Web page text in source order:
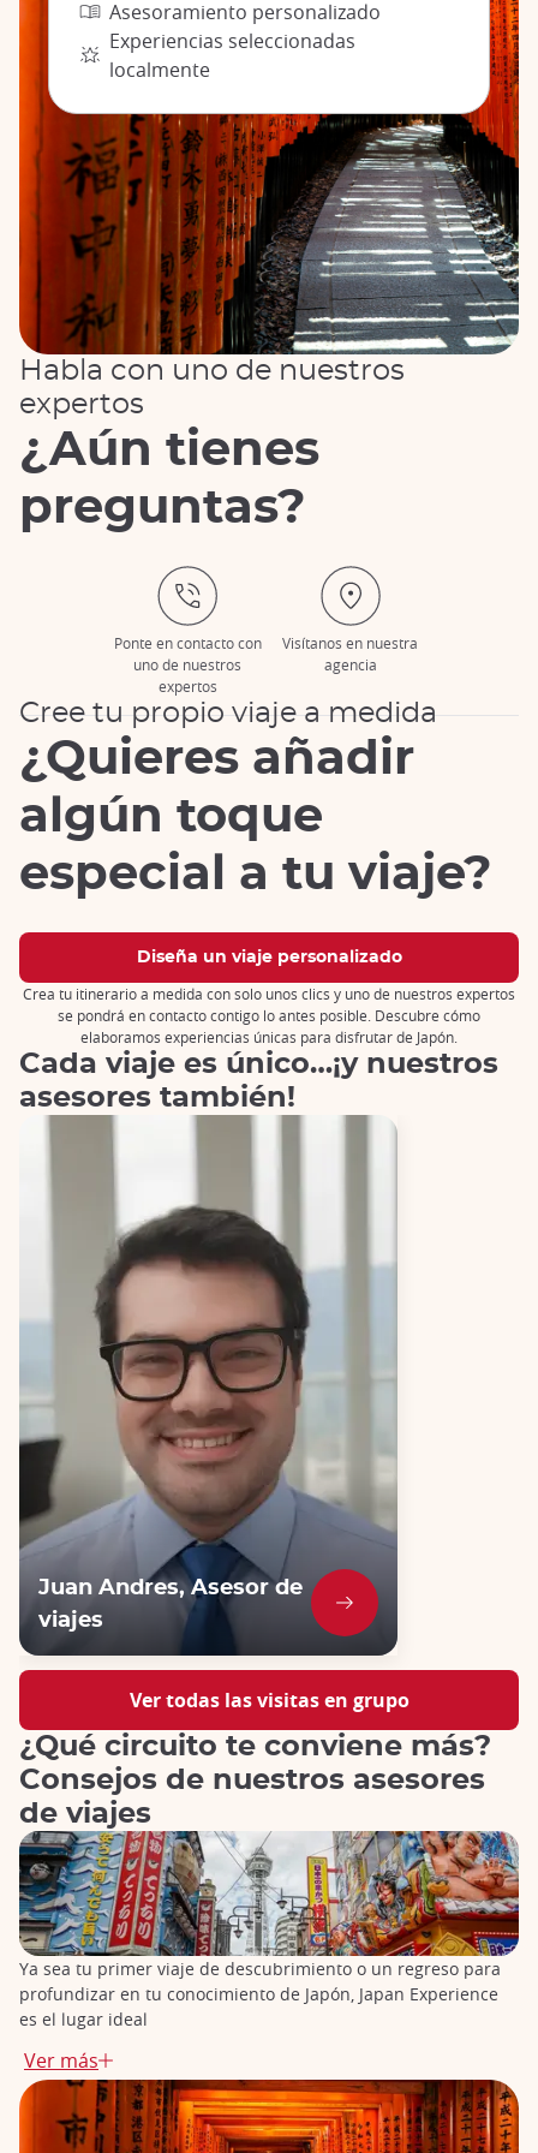
Asesoramiento personalizado
Experiencias seleccionadas
localmente
Habla con uno de nuestros
expertos
¿Aún tienes
preguntas?
Ponte en contacto con
uno de nuestros
expertos
Visítanos en nuestra
agencia
Cree tu propio viaje a medida
¿Quieres añadir
algún toque
especial a tu viaje?
Diseña un viaje personalizado
Crea tu itinerario a medida con solo unos clics y uno de nuestros expertos
se pondrá en contacto contigo lo antes posible. Descubre cómo
elaboramos experiencias únicas para disfrutar de Japón.
Cada viaje es único…¡y nuestros
asesores también!
Juan Andres, Asesor de
viajes
Ver todas las visitas en grupo
¿Qué circuito te conviene más?
Consejos de nuestros asesores
de viajes
Ya sea tu primer viaje de descubrimiento o un regreso para
profundizar en tu conocimiento de Japón, Japan Experience
es el lugar ideal
Explora el país acompañado por uno de nuestros guías
expertos en un grupo reducido, ¡o con un recorrido
autoguiado!
No te limites a las grandes ciudades: hay lugares increíbles
Ver más